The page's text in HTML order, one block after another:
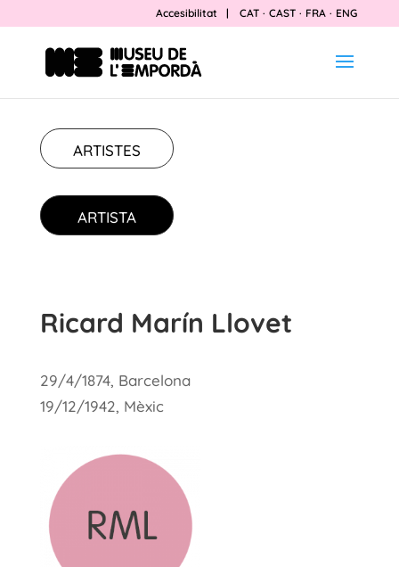
Accesibilitat | CAT · CAST · FRA · ENG
ARTISTES
ARTISTA
Ricard Marín Llovet
29/4/1874, Barcelona
19/12/1942, Mèxic